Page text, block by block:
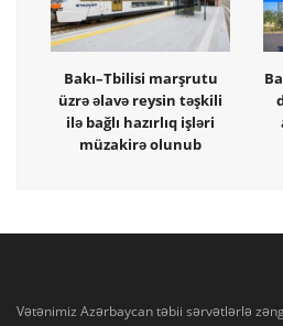
Bakı–Tbilisi marşrutu
üzrə əlavə reysin təşkili
ilə bağlı hazırlıq işləri
müzakirə olunub
Vətənimiz Azərbaycan təbii sərvətlərlə